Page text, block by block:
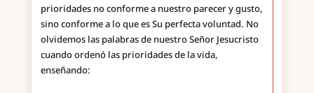
prioridades no conforme a nuestro parecer y gusto,
sino conforme a lo que es Su perfecta voluntad. No
olvidemos las palabras de nuestro Señor Jesucristo
cuando ordenó las prioridades de la vida,
enseñando: